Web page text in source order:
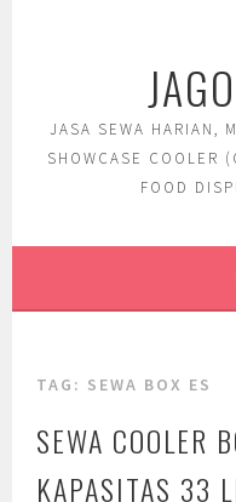
JASA SEWA HARIAN,
SHOWCASE COOLER
FOOD
TAG: SEWA BOX ES
SEWA COOLER
KAPASITAS 33